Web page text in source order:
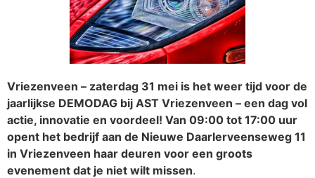
Vriezenveen – zaterdag 31 mei is het weer tijd voor de
jaarlijkse DEMODAG bij AST Vriezenveen – een dag vol
actie, innovatie en voordeel! Van 09:00 tot 17:00 uur
opent het bedrijf aan de Nieuwe Daarlerveenseweg 11
in Vriezenveen haar deuren voor een groots
evenement dat je niet wilt missen.